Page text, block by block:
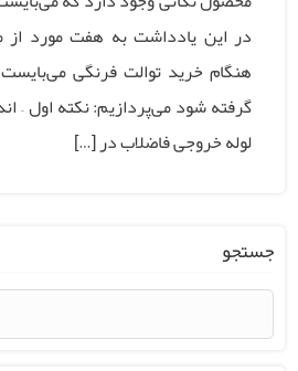
در این یادداشت به هفت مورد از
هنگام خرید توالت فرنگی
گرفته شود می‌پردازیم: نکته اول –
لوله خروجی فاضلاب در […]
جستجو